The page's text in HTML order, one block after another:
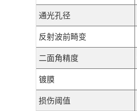
通光孔径
反射波前畸变
二面角精度
镀膜
损伤阈值